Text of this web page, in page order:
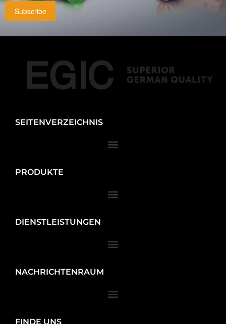
Subscribe
SEITENVERZEICHNIS
PRODUKTE
DIENSTLEISTUNGEN
NACHRICHTENRAUM
FINDE UNS